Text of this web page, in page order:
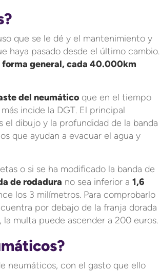
que se le dé y el mantenimiento y
haya pasado desde el último cambio.
forma general, cada 40.000km
del neumático que en el tiempo
incide la DGT. El principal
dibujo y la profundidad de la banda
que ayudan a evacuar el agua y
o si se ha modificado la banda de
de rodadura no sea inferior a 1,6
los 3 milímetros. Para comprobarlo
por debajo de la franja dorada
multa puede ascender a 200 euros.
neumáticos, con el gasto que ello